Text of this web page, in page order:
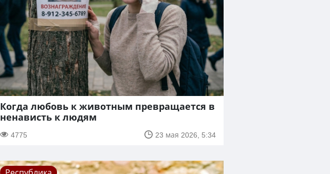
Когда любовь к животным превращается в
ненависть к людям
4775 23 мая 2026, 5:34